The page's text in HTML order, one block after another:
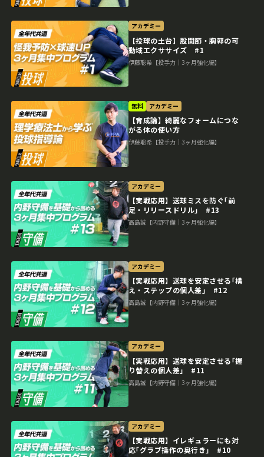
アカデミー
【投球の土台】股関節・胸郭の可
動域エクササイズ #1
伊藤聡希【投手力｜3ヶ月強化編】
無料 アカデミー
【育成論】綺麗なフォームにつな
がる体の使い方
伊藤聡希【投手力｜3ヶ月強化編】
アカデミー
【実戦応用】送球ミスを防ぐ｢前
足・リリースドリル｣ #13
高島誠【内野守備｜3ヶ月強化編】
アカデミー
【実戦応用】送球を安定させる｢構
え・ステップの個人差｣ #12
高島誠【内野守備｜3ヶ月強化編】
アカデミー
【実戦応用】送球を安定させる｢握
り替えの個人差｣ #11
高島誠【内野守備｜3ヶ月強化編】
アカデミー
【実戦応用】イレギュラーにも対
応｢グラブ操作の奥行き｣ #10